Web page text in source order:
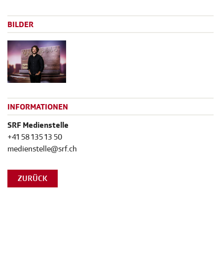
BILDER
INFORMATIONEN
SRF Medienstelle
+41 58 135 13 50
medienstelle@srf.ch
ZURÜCK